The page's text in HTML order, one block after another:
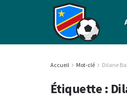
Accueil Mot-clé Dilane
Étiquette :